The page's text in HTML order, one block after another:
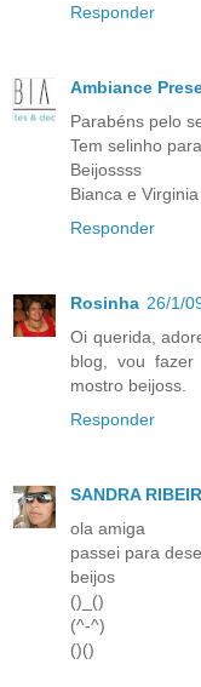
Responder
Ambiance
Parabéns pelo
Tem selinho
Beijossss
Bianca e Virginia
Responder
Rosinha 26/1/
Oi querida,
blog, vou
mostro beijoss.
Responder
SANDRA
ola amiga
passei para
beijos
()_()
(^-^)
()()